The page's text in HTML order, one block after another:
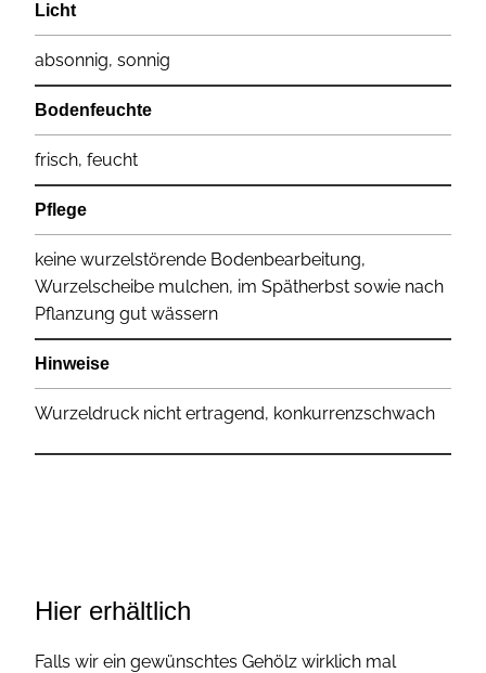
Licht
absonnig, sonnig
Bodenfeuchte
frisch, feucht
Pflege
keine wurzelstörende Bodenbearbeitung,
Wurzelscheibe mulchen, im Spätherbst sowie nach
Pflanzung gut wässern
Hinweise
Wurzeldruck nicht ertragend, konkurrenzschwach
Hier erhältlich
Falls wir ein gewünschtes Gehölz wirklich mal